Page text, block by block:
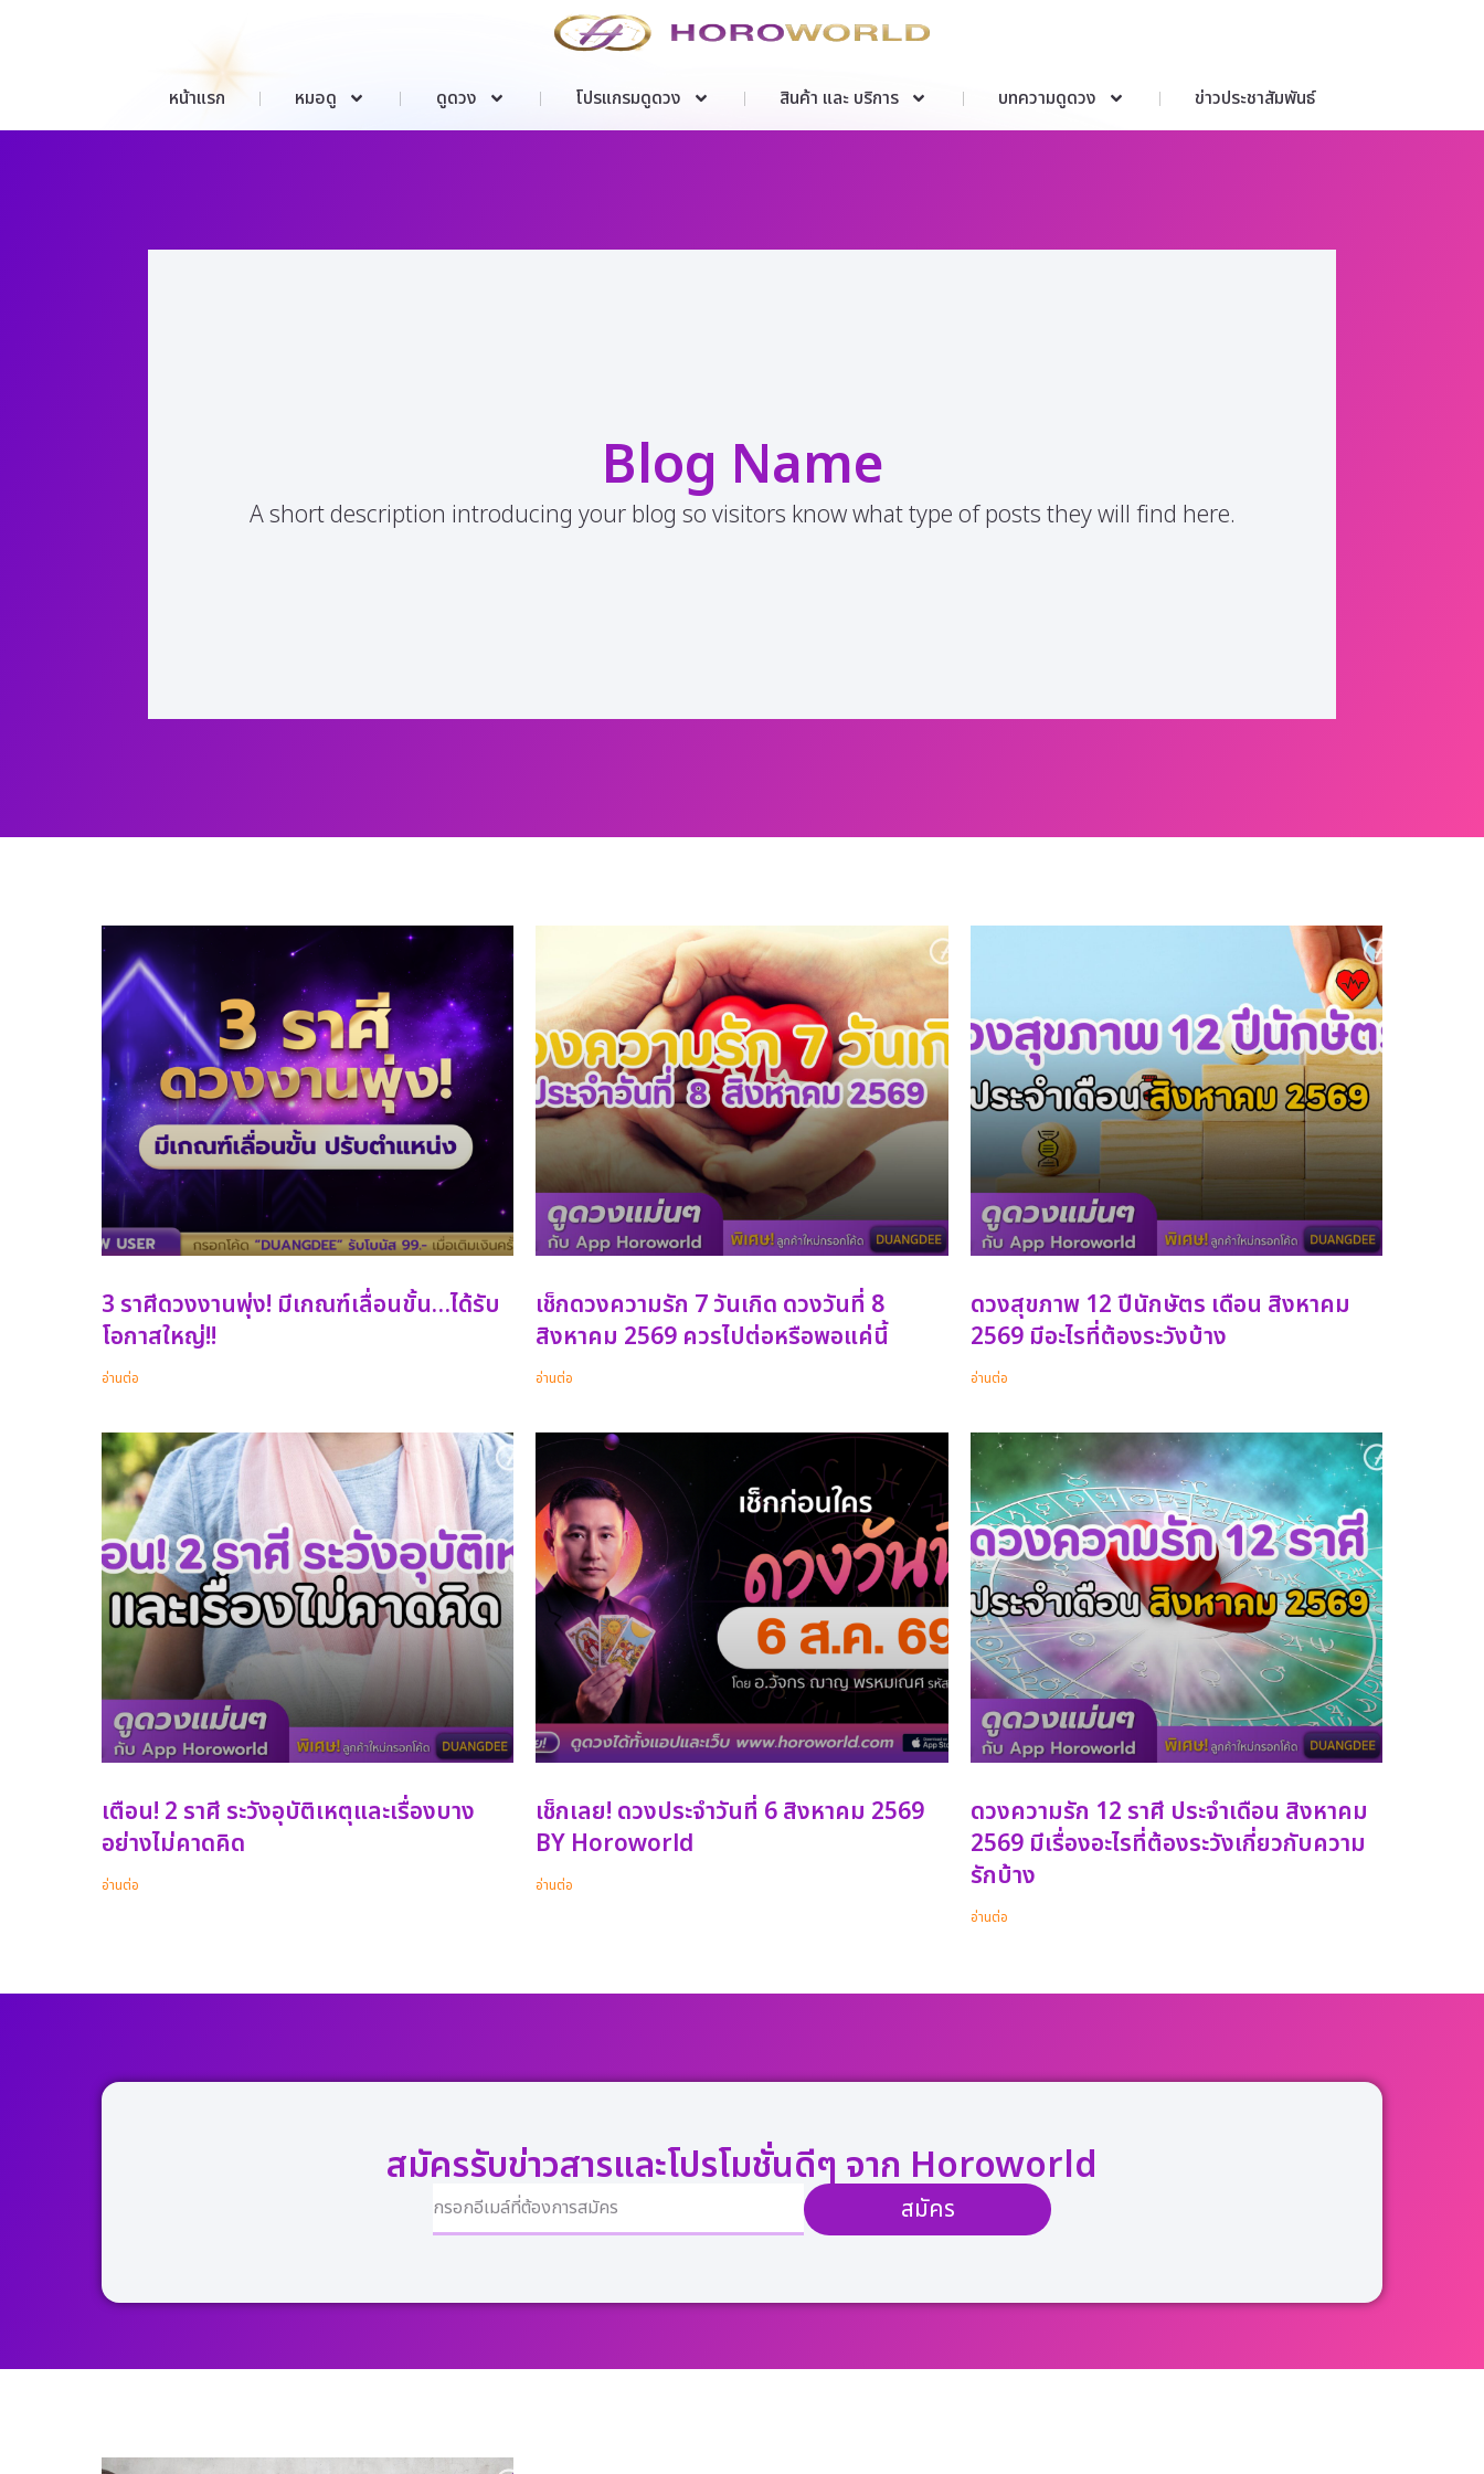
หน้าแรก หมอดู ดูดวง โปรแกรมดูดวง สินค้า และ บริการ บทความดูดวง ข่าวประชาสัมพันธ์
Blog Name
A short description introducing your blog so visitors know what type of posts they will find here.
3 ราศีดวงงานพุ่ง! มีเกณฑ์เลื่อนขั้น…ได้รับ
โอกาสใหญ่!!
อ่านต่อ
เช็กดวงความรัก 7 วันเกิด ดวงวันที่ 8
สิงหาคม 2569 ควรไปต่อหรือพอแค่นี้
อ่านต่อ
ดวงสุขภาพ 12 ปีนักษัตร เดือน สิงหาคม
2569 มีอะไรที่ต้องระวังบ้าง
อ่านต่อ
เตือน! 2 ราศี ระวังอุบัติเหตุและเรื่องบาง
อย่างไม่คาดคิด
อ่านต่อ
เช็กเลย! ดวงประจำวันที่ 6 สิงหาคม 2569
BY Horoworld
อ่านต่อ
ดวงความรัก 12 ราศี ประจำเดือน สิงหาคม
2569 มีเรื่องอะไรที่ต้องระวังเกี่ยวกับความ
รักบ้าง
อ่านต่อ
สมัครรับข่าวสารและโปรโมชั่นดีๆ จาก Horoworld
สมัคร